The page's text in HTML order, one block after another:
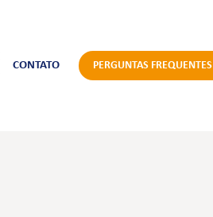
CONTATO PERGUNTAS FREQUENTES